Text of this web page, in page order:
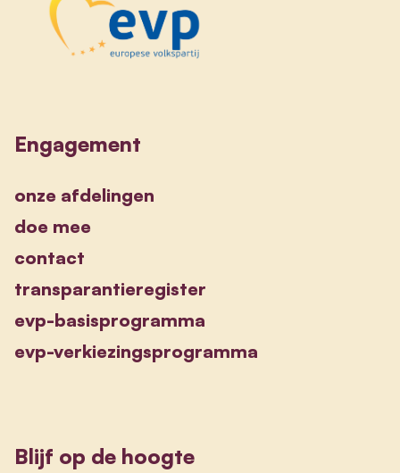
Engagement
onze afdelingen
doe mee
contact
transparantieregister
evp-basisprogramma
evp-verkiezingsprogramma
Blijf op de hoogte